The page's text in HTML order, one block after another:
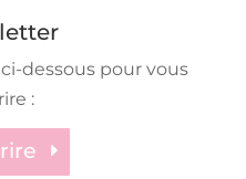
dessous pour vous
: